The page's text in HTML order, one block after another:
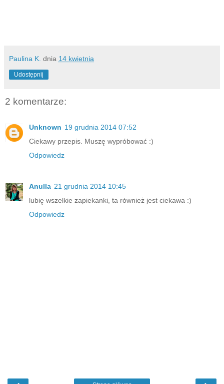
Paulina K. dnia 14 kwietnia
Udostępnij
2 komentarze:
Unknown 19 grudnia 2014 07:52
Ciekawy przepis. Muszę wypróbować :)
Odpowiedz
Anulla 21 grudnia 2014 10:45
lubię wszelkie zapiekanki, ta również jest ciekawa :)
Odpowiedz